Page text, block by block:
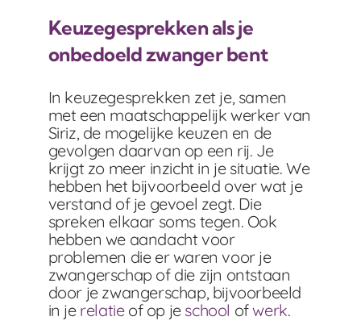
Keuzegesprekken als je
onbedoeld zwanger bent
In keuzegesprekken zet je, samen
met een maatschappelijk werker van
Siriz, de mogelijke keuzen en de
gevolgen daarvan op een rij. Je
krijgt zo meer inzicht in je situatie. We
hebben het bijvoorbeeld over wat je
verstand of je gevoel zegt. Die
spreken elkaar soms tegen. Ook
hebben we aandacht voor
problemen die er waren voor je
zwangerschap of die zijn ontstaan
door je zwangerschap, bijvoorbeeld
in je relatieof op je school ofwerk.